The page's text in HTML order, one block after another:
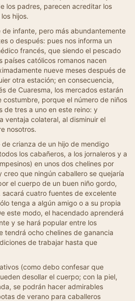
los padres, parecen acreditar los
hijos.
de infante, pero más abundantemente
o después: pues nos informa un
francés, que siendo el pescado
países católicos romanos nacen
nueve meses después de
otra estación; en consecuencia,
de Cuaresma, los mercados estarán
costumbre, porque el número de niños
de tres a uno en este reino: y
ventaja colateral, al disminuir el
nosotros.
crianza de un hijo de mendigo
los cabañeros, a los jornaleros y a
en unos dos chelines por
creo que ningún caballero se quejaría
el cuerpo de un buen niño gordo,
cuatro fuentes de excelente
tenga a algún amigo o a su propia
este modo, el hacendado aprenderá
y se hará popular entre los
tendrá ocho chelines de ganancia
de trabajar hasta que
(como debo confesar que
desollar el cuerpo; con la piel,
se podrán hacer admirables
de verano para caballeros